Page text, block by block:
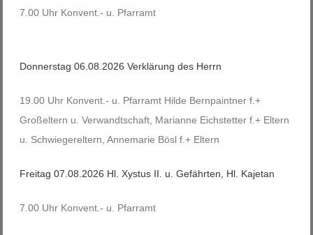
7.00 Uhr Konvent.- u. Pfarramt
Donnerstag 06.08.2026 Verklärung des Herrn
19.00 Uhr Konvent.- u. Pfarramt Hilde Bernpaintner f.+
Großeltern u. Verwandtschaft, Marianne Eichstetter f.+ Eltern
u. Schwiegereltern, Annemarie Bösl f.+ Eltern
Freitag 07.08.2026 Hl. Xystus II. u. Gefährten, Hl. Kajetan
7.00 Uhr Konvent.- u. Pfarramt